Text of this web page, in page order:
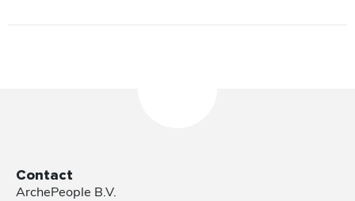
Contact
ArchePeople B.V.